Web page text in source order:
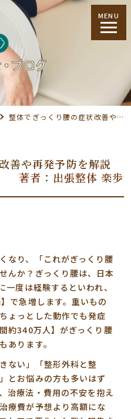
MENU
整体でぎっくり腰の症状改善や再発予防を解説
善や再発予防を解説
著者：出張整体 楽歩
なり、「これがぎっくり腰
んか？ぎっくり腰は、日本
度は経験するといわれ、
で急増します。重いもの
ょっとした動作でも発症
約340万人】がぎっくり腰
あります。
ない」「整形外科と整
とお悩みの方も多いはず
治療法・費用の不安を抱え
療費が予想より高額にな